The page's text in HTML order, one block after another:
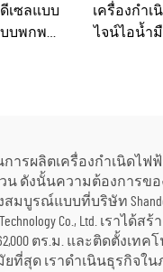
เซลแบบ
บพกพา
เครื่องกำเ
ไจน์ไอน้ำ
ารผลิตเครื่องกำเนิดไฟ
น ดังนั้นความต้องการขอ
บูรณ์แบบที่บริษัท
Technology Co., Ltd. เราได้
ตร.ม. และติดตั้งเทค
ที่สุด เราดำเนินธุรกิจใ